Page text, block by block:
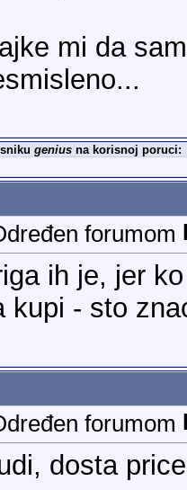
mi da
geniusna korisnoj poruci:
ih je, jer
kupi - sto
dosta